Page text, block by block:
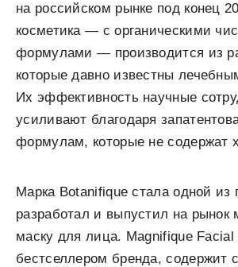
на российском рынке под конец
косметика — с органическими
формулами — производится из
которые давно известны
Их эффективность научные
усиливают благодаря
формулам, которые не содержат
Марка Botanifique стала одной из
разработал и выпустил на рынок
маску для лица. Magnifique
бестселлером бренда, содержит